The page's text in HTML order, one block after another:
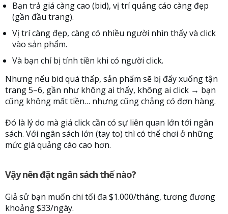
Bạn trả giá càng cao (bid), vị trí quảng cáo càng đẹp
(gần đầu trang).
Vị trí càng đẹp, càng có nhiều người nhìn thấy và click
vào sản phẩm.
Và bạn chỉ bị tính tiền khi có người click.
Nhưng nếu bid quá thấp, sản phẩm sẽ bị đẩy xuống tận
trang 5–6, gần như không ai thấy, không ai click → bạn
cũng không mất tiền… nhưng cũng chẳng có đơn hàng.
Đó là lý do mà giá click cần có sự liên quan lớn tới ngân
sách. Với ngân sách lớn (tay to) thì có thể chơi ở những
mức giá quảng cáo cao hơn.
Vậy nên đặt ngân sách thế nào?
Giả sử bạn muốn chi tối đa $1.000/tháng, tương đương
khoảng $33/ngày.